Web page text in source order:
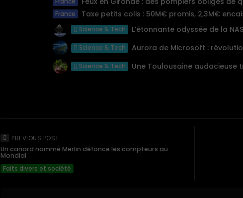
France Taxe petits colis : 50M€ promis, 2,3M€
Science & Tech L’étonnante odyssée de la
Science & Tech
Science & Tech Une Toulousaine audacieuse
PREVIOUS POST
Un canard nommé Merlin défonce les compteurs au
Mondial
Faits divers et société